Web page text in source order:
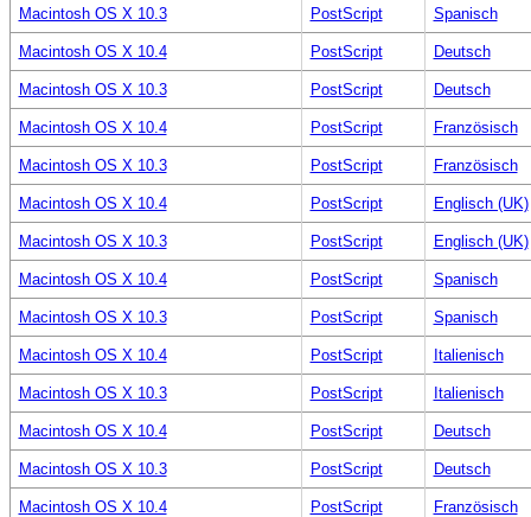
Macintosh OS X 10.3 PostScript Spanisch
Macintosh OS X 10.4 PostScript Deutsch
Macintosh OS X 10.3 PostScript Deutsch
Macintosh OS X 10.4 PostScript Französisch
Macintosh OS X 10.3 PostScript Französisch
Macintosh OS X 10.4 PostScript Englisch (UK)
Macintosh OS X 10.3 PostScript Englisch (UK)
Macintosh OS X 10.4 PostScript Spanisch
Macintosh OS X 10.3 PostScript Spanisch
Macintosh OS X 10.4 PostScript Italienisch
Macintosh OS X 10.3 PostScript Italienisch
Macintosh OS X 10.4 PostScript Deutsch
Macintosh OS X 10.3 PostScript Deutsch
Macintosh OS X 10.4 PostScript Französisch